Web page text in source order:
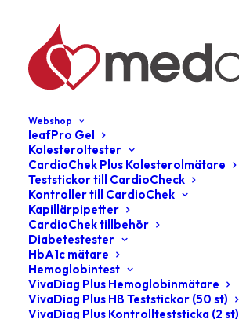
Webshop
leafPro Gel
Kolesteroltester
CardioChek Plus Kolesterolmätare
Teststickor till CardioCheck
Kontroller till CardioChek
Kapillärpipetter
CardioChek tillbehör
Diabetestester
HbA1c mätare
Hemoglobintest
VivaDiag Plus Hemoglobinmätare
VivaDiag Plus HB Teststickor (50 st)
VivaDiag Plus Kontrollteststicka (2 st)